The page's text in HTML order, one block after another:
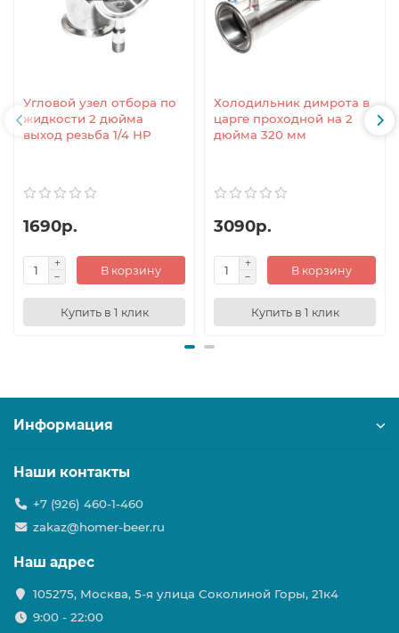
Угловой узел отбора по
жидкости 2 дюйма
выход резьба 1/4 НР
1690р.
В корзину
Купить в 1 клик
Холодильник димрота в
царге проходной на 2
дюйма 320 мм
3090р.
В корзину
Купить в 1 клик
Информация
Наши контакты
+7 (926) 460-1-460
zakaz@homer-beer.ru
Наш адрес
105275, Москва, 5-я улица Соколиной Горы, 21к4
9:00 - 22:00